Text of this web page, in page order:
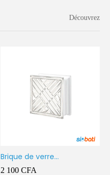
Découvrez
Brique de verre
190X190X80MM CROSS
2 100 CFA